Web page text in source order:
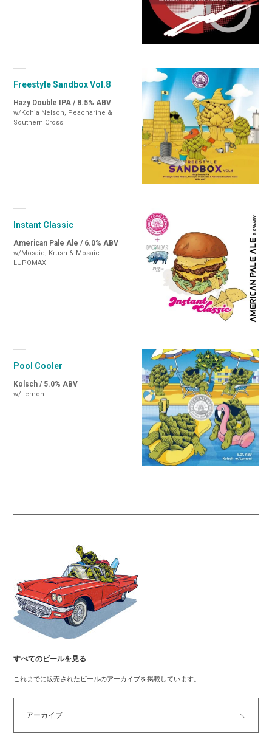
Freestyle Sandbox Vol.8
Hazy Double IPA / 8.5% ABV
w/Kohia Nelson, Peacharine &
Southern Cross
Instant Classic
American Pale Ale / 6.0% ABV
w/Mosaic, Krush & Mosaic
LUPOMAX
Pool Cooler
Kolsch / 5.0% ABV
w/Lemon
すべてのビールを見る
これまでに販売されたビールのアーカイブを掲載しています。
アーカイブ